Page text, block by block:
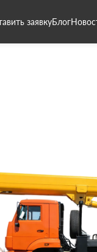
заявкуБлог